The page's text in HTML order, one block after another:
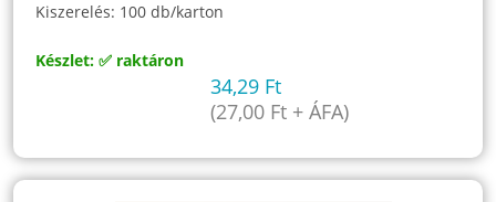
Kiszerelés: 100 db/karton
Készlet: ✅ raktáron
34,29 Ft
(27,00 Ft+ ÁFA)